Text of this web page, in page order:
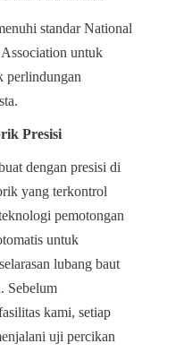
standar National
untuk
perlindungan
Presisi
dengan presisi di
yang terkontrol
pemotongan
untuk
lubang baut
Sebelum
kami, setiap
uji percikan